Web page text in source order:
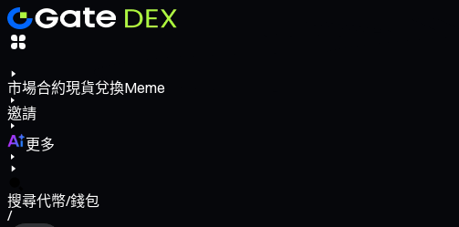
市場合約現貨兌換Meme
邀請
更多
搜尋代幣/錢包
/